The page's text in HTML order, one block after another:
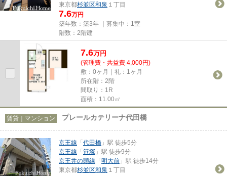
東京都杉並区和泉 １丁目
7.6万円
築年数：築3年 ｜募集中： 1室
階数：2階建
7.6万円
(管理費・共益費 4,000円)
敷：0ヶ月｜礼：1ヶ月
所在階：2階
間取り：1R
面積：11.00㎡
賃貸｜マンション プレールカテリーナ代田橋
京王線 「代田橋 」駅 徒歩5分
京王線 「笹塚 」駅 徒歩9分
京王井の頭線 「明大前 」駅 徒歩14分
東京都杉並区和泉 １丁目